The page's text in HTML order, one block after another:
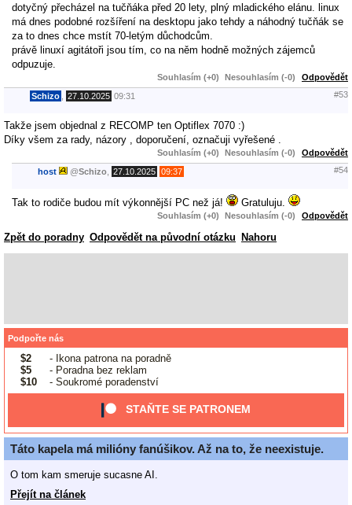
dotyčný přecházel na tučňáka před 20 lety, plný mladického elánu. linux
má dnes podobné rozšíření na desktopu jako tehdy a náhodný tučňák se
za to dnes chce mstít 70-letým důchodcům.
právě linuxí agitátoři jsou tím, co na něm hodně možných zájemců
odpuzuje.
Souhlasím (+0) Nesouhlasím (-0) Odpovědět
Schizo 27.10.2025 09:31 #53
Takže jsem objednal z RECOMP ten Optiflex 7070 :)
Díky všem za rady, názory , doporučení, označuji vyřešené .
Souhlasím (+0) Nesouhlasím (-0) Odpovědět
host @Schizo 27.10.2025 09:37 #54
Tak to rodiče budou mít výkonnější PC než já! Gratuluju.
Souhlasím (+0) Nesouhlasím (-0) Odpovědět
Zpět do poradny Odpovědět na původní otázku Nahoru
Podpořte nás
$2
- Ikona patrona na poradně
$5
- Poradna bez reklam
$10
- Soukromé poradenství
STAŇTE SE PATRONEM
Táto kapela má milióny fanúšikov. Až na to, že neexistuje.
O tom kam smeruje sucasne AI.
Přejít na článek